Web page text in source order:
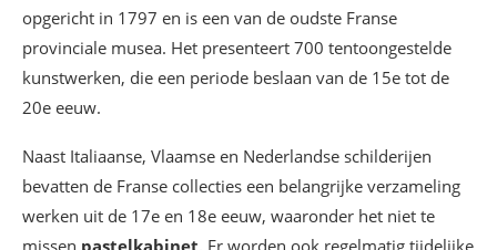
opgericht in 1797 en is een van de oudste Franse
provinciale musea. Het presenteert 700 tentoongestelde
kunstwerken, die een periode beslaan van de 15e tot de
20e eeuw.
Naast Italiaanse, Vlaamse en Nederlandse schilderijen
bevatten de Franse collecties een belangrijke verzameling
werken uit de 17e en 18e eeuw, waaronder het niet te
missen pastelkabinet. Er worden ook regelmatig tijdelijke